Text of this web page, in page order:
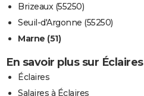
Brizeaux (55250)
Seuil-d'Argonne (55250)
Marne (51)
En savoir plus sur Éclaires
Éclaires
Salaires à Éclaires